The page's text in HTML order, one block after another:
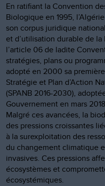
En ratifiant la Convention
Biologique en 1995,
son corpus juridique
et d’utilisation durable de
l’article 06 de ladite
stratégies, plans ou
adopté en 2000 sa
Stratégie et Plan d’Action
(SPANB 2016-2030),
Gouvernement en mars
Malgré ces avancées, la
des pressions croissantes
à la surexploitation des
du changement climatique
invasives. Ces pressions
écosystèmes et
écosystémiques.